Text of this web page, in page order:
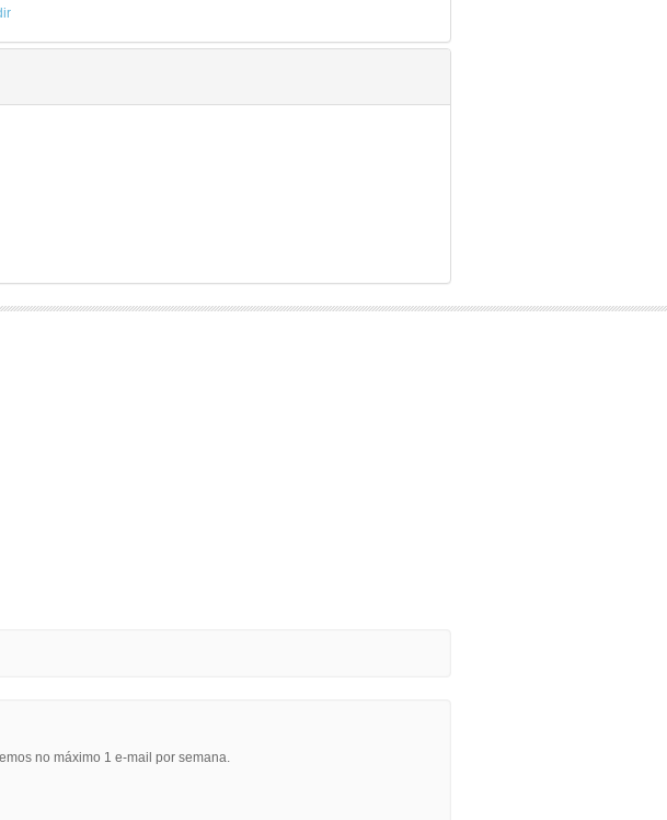
no máximo 1 e-mail por semana.